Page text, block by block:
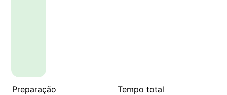
Preparação Tempo total